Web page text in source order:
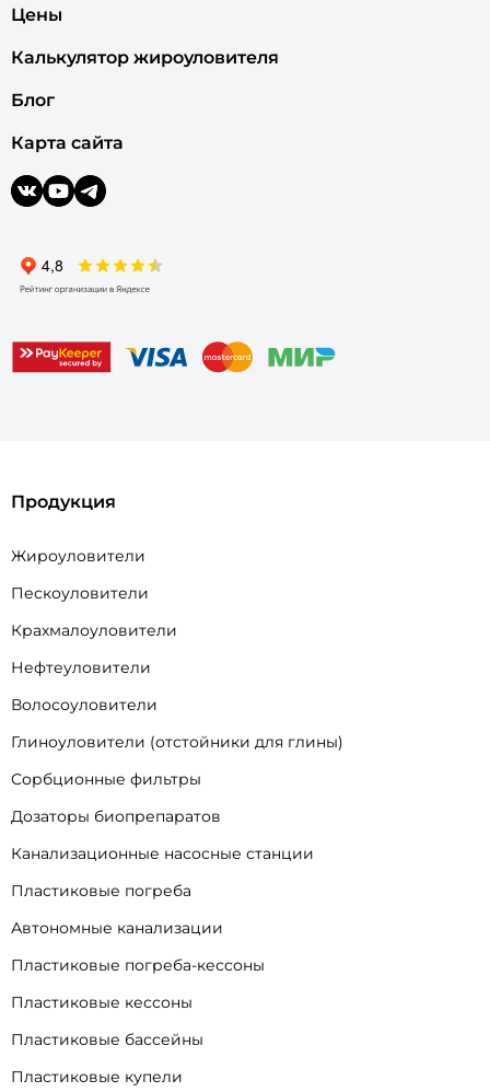
Цены
Калькулятор жироуловителя
Блог
Карта сайта
Продукция
Жироуловители
Пескоуловители
Крахмалоуловители
Нефтеуловители
Волосоуловители
Глиноуловители (отстойники для глины)
Сорбционные фильтры
Дозаторы биопрепаратов
Канализационные насосные станции
Пластиковые погреба
Автономные канализации
Пластиковые погреба-кессоны
Пластиковые кессоны
Пластиковые бассейны
Пластиковые купели